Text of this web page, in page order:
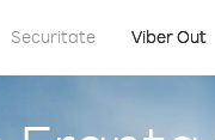
Securitate Viber Out